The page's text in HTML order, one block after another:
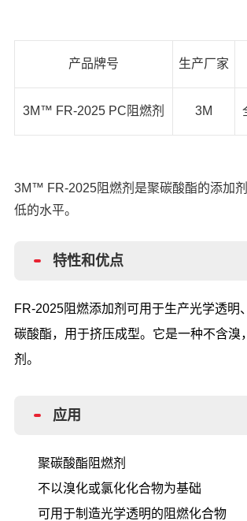
产品牌号 生产厂家
3M™ FR-2025 PC阻燃剂 3M
3M™ FR-2025阻燃剂是聚碳酸酯的添加
低的水平。
特性和优点
FR-2025阻燃添加剂可用于生产光学透明
碳酸酯，用于挤压成型。它是一种不含溴
剂。
应用
聚碳酸酯阻燃剂
不以溴化或氯化化合物为基础
可用于制造光学透明的阻燃化合物